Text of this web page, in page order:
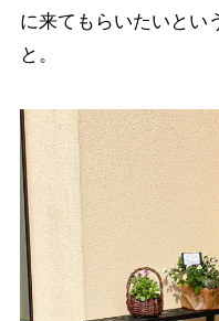
に来てもらいたいとい
と。